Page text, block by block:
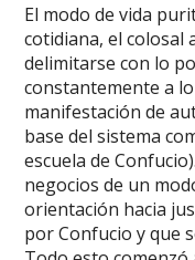
El modo de vida
cotidiana, el colosal
delimitarse con lo
constantemente a
manifestación de
base del sistema
escuela de
negocios de un
orientación hacia
por Confucio y que